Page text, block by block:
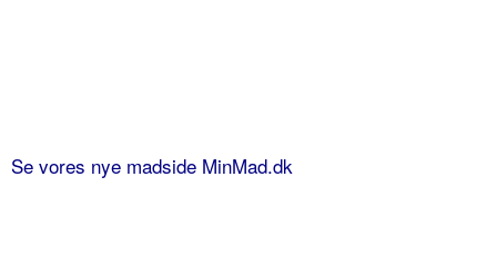
Se vores nye madside MinMad.dk